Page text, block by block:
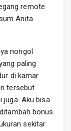
remote
Anita
nongol
paling
di kamar
tersebut.
juga. Aku bisa
bonus
sekitar